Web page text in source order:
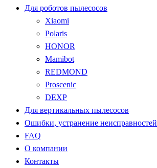
Для роботов пылесосов
Xiaomi
Polaris
HONOR
Mamibot
REDMOND
Proscenic
DEXP
Для вертикальных пылесосов
Ошибки, устранение неисправностей
FAQ
О компании
Контакты